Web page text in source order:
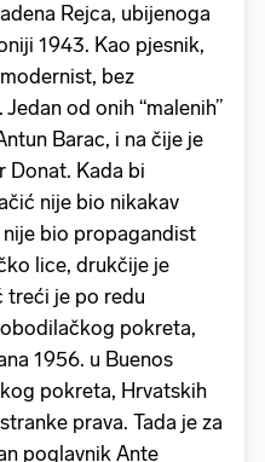
Rejca, ubijenoga
1943. Kao pjesnik,
bez
od onih “malenih”
Barac, i na čije je
Donat. Kada bi
nije bio nikakav
bio propagandist
lice, drukčije je
treći je po redu
pokreta,
1956. u Buenos
pokreta, Hrvatskih
prava. Tada je za
poglavnik Ante